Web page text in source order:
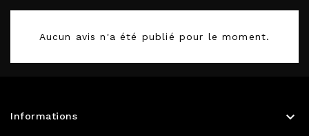
Aucun avis n'a été publié pour le moment.
Informations
